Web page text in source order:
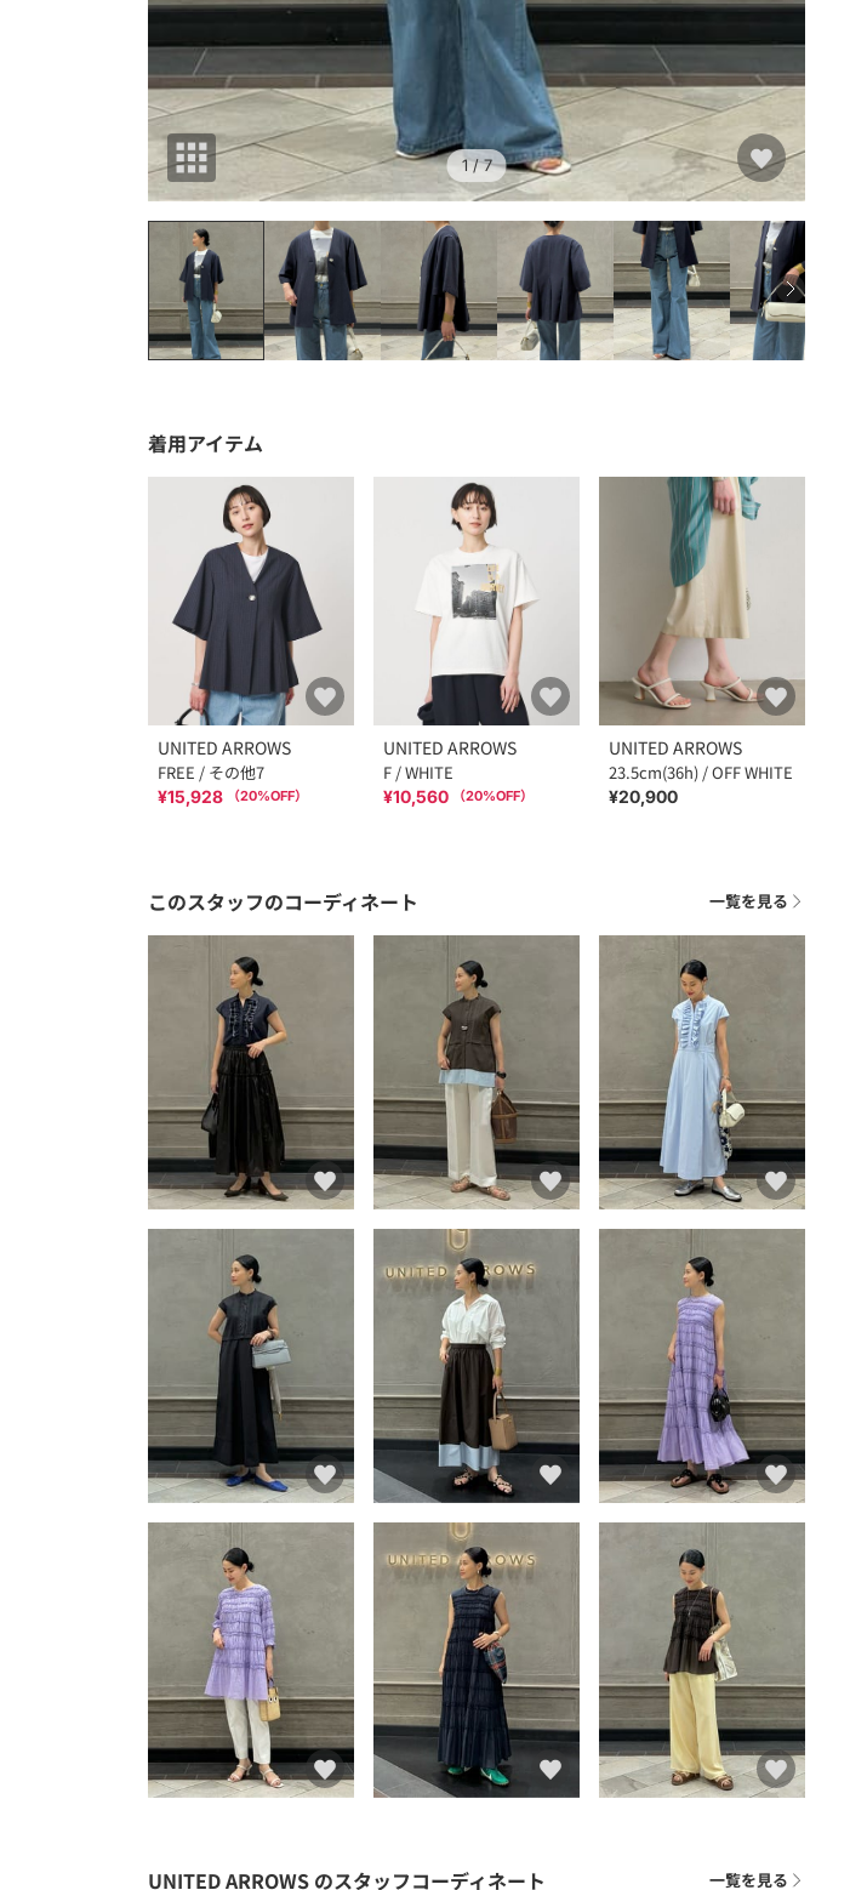
1/ 7
着用アイテム
UNITED ARROWS
FREE / その他7
¥15,928 （20%OFF）
UNITED ARROWS
F / WHITE
¥10,560 （20%OFF）
UNITED ARROWS
23.5cm(36h) / OFF WHITE
¥20,900
このスタッフのコーディネート 一覧を見る
UNITED ARROWS のスタッフコーディネート 一覧を見る